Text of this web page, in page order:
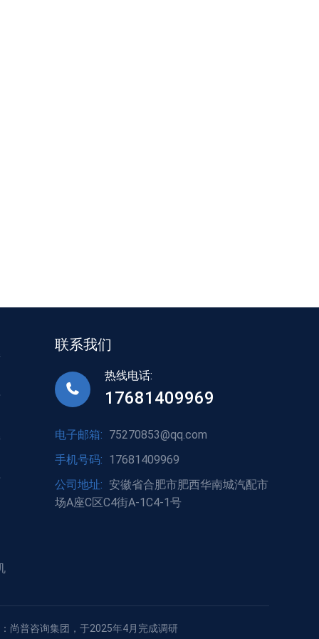
联系我们
热线电话:
17681409969
电子邮箱: 75270853@qq.com
手机号码: 17681409969
公司地址: 安徽省合肥市肥西华南城汽配市
场A座C区C4街A-1C4-1号
尚普咨询集团，于2025年4月完成调研